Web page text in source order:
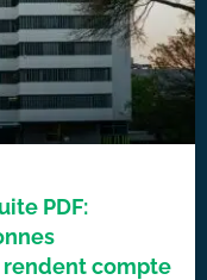
PDF:
rendent compte